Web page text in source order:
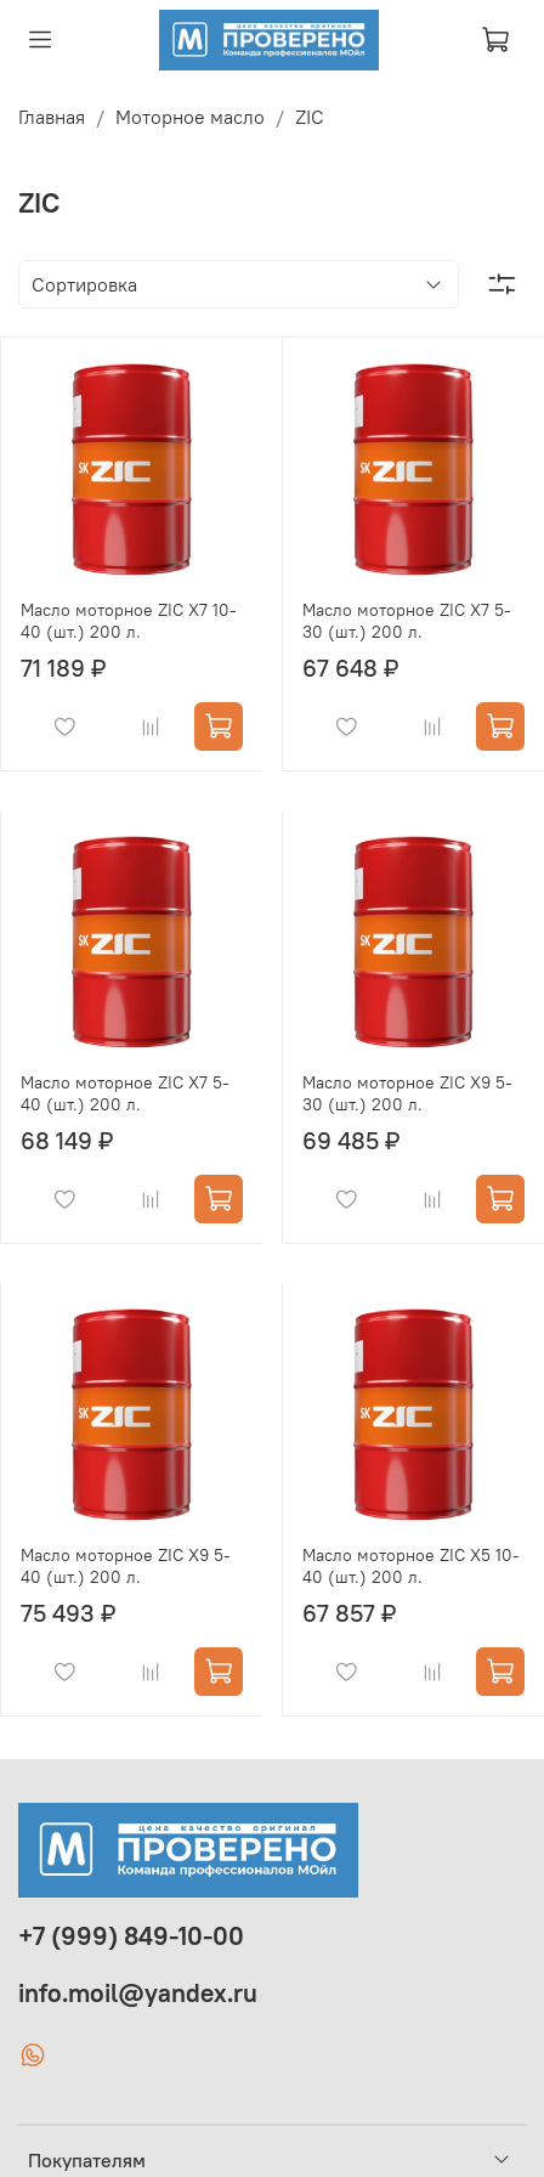
Главная Моторное масло ZIC
ZIC
Масло моторное ZIC X7 10-
40 (шт.) 200 л.
71 189 ₽
Масло моторное ZIC X7 5-
30 (шт.) 200 л.
67 648 ₽
Масло моторное ZIC X7 5-
40 (шт.) 200 л.
68 149 ₽
Масло моторное ZIC X9 5-
30 (шт.) 200 л.
69 485 ₽
Масло моторное ZIC X9 5-
40 (шт.) 200 л.
75 493 ₽
Масло моторное ZIC Х5 10-
40 (шт.) 200 л.
67 857 ₽
Покупателям
+7 (999) 849-10-00
info.moil@yandex.ru